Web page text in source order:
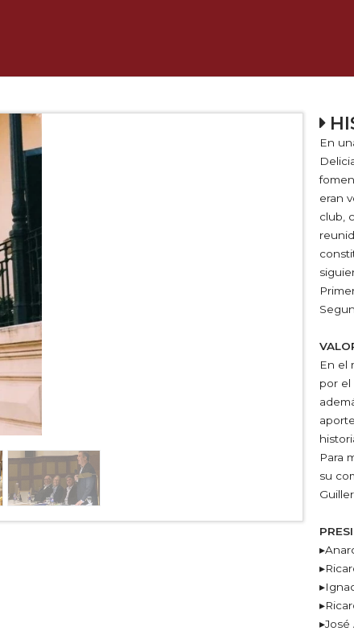
En
eran
club,
En el
por el
Para
su
▸José